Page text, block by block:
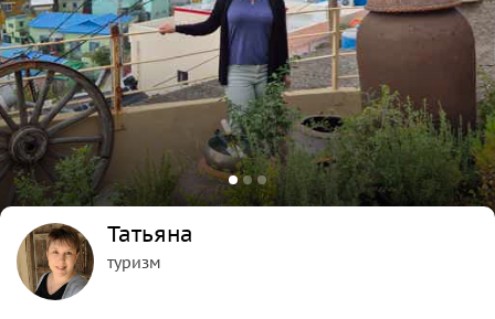
Татьяна
туризм